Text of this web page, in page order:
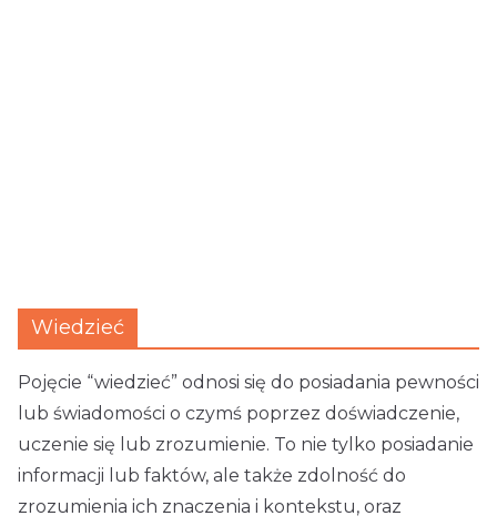
Wiedzieć
Pojęcie “wiedzieć” odnosi się do posiadania pewności
lub świadomości o czymś poprzez doświadczenie,
uczenie się lub zrozumienie. To nie tylko posiadanie
informacji lub faktów, ale także zdolność do
zrozumienia ich znaczenia i kontekstu, oraz